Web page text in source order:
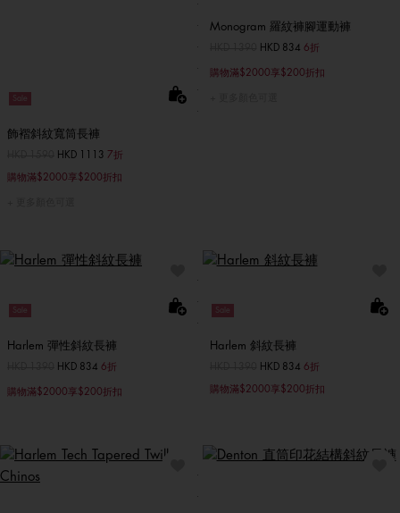
Sale
飾褶斜紋寬筒長褲
至HKD 1113 7折
購物滿$2000享$200折扣
Monogram 羅紋褲腳運動褲
至HKD 834 6折
購物滿$2000享$200折扣
Sale
Harlem 彈性斜紋長褲
至HKD 834 6折
購物滿$2000享$200折扣
Sale
Harlem 斜紋長褲
至HKD 834 6折
購物滿$2000享$200折扣